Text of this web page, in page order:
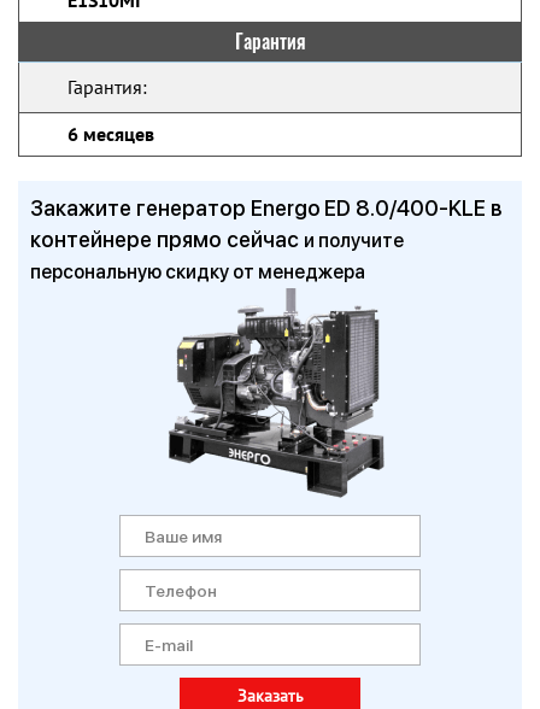
Гарантия
Гарантия:
6 месяцев
Закажите генератор Energo ED 8.0/400-KLE в
контейнере прямо сейчас и получите
персональную скидку от менеджера
Заказать